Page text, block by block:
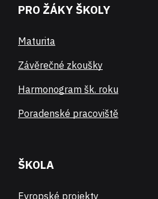
PRO ŽÁKY ŠKOLY
Maturita
Závěrečné zkoušky
Harmonogram šk. roku
Poradenské pracoviště
ŠKOLA
Evropské projekty